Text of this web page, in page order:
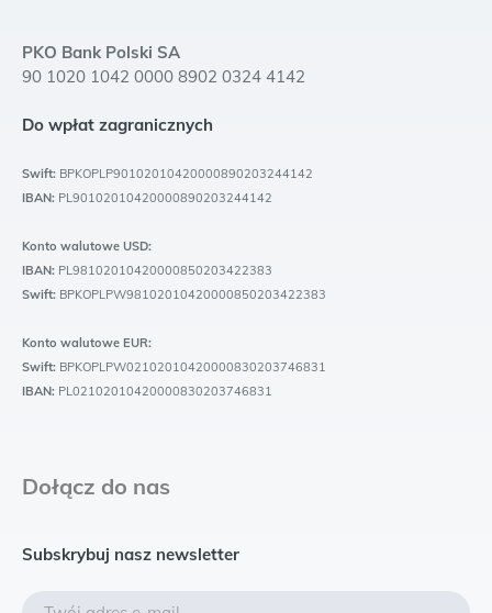
PKO Bank Polski SA
90 1020 1042 0000 8902 0324 4142
Do wpłat zagranicznych
Swift: BPKOPLP90102010420000890203244142
IBAN: PL90102010420000890203244142
Konto walutowe USD:
IBAN: PL98102010420000850203422383
Swift: BPKOPLPW98102010420000850203422383
Konto walutowe EUR:
Swift: BPKOPLPW02102010420000830203746831
IBAN: PL02102010420000830203746831
Dołącz do nas
Subskrybuj nasz newsletter